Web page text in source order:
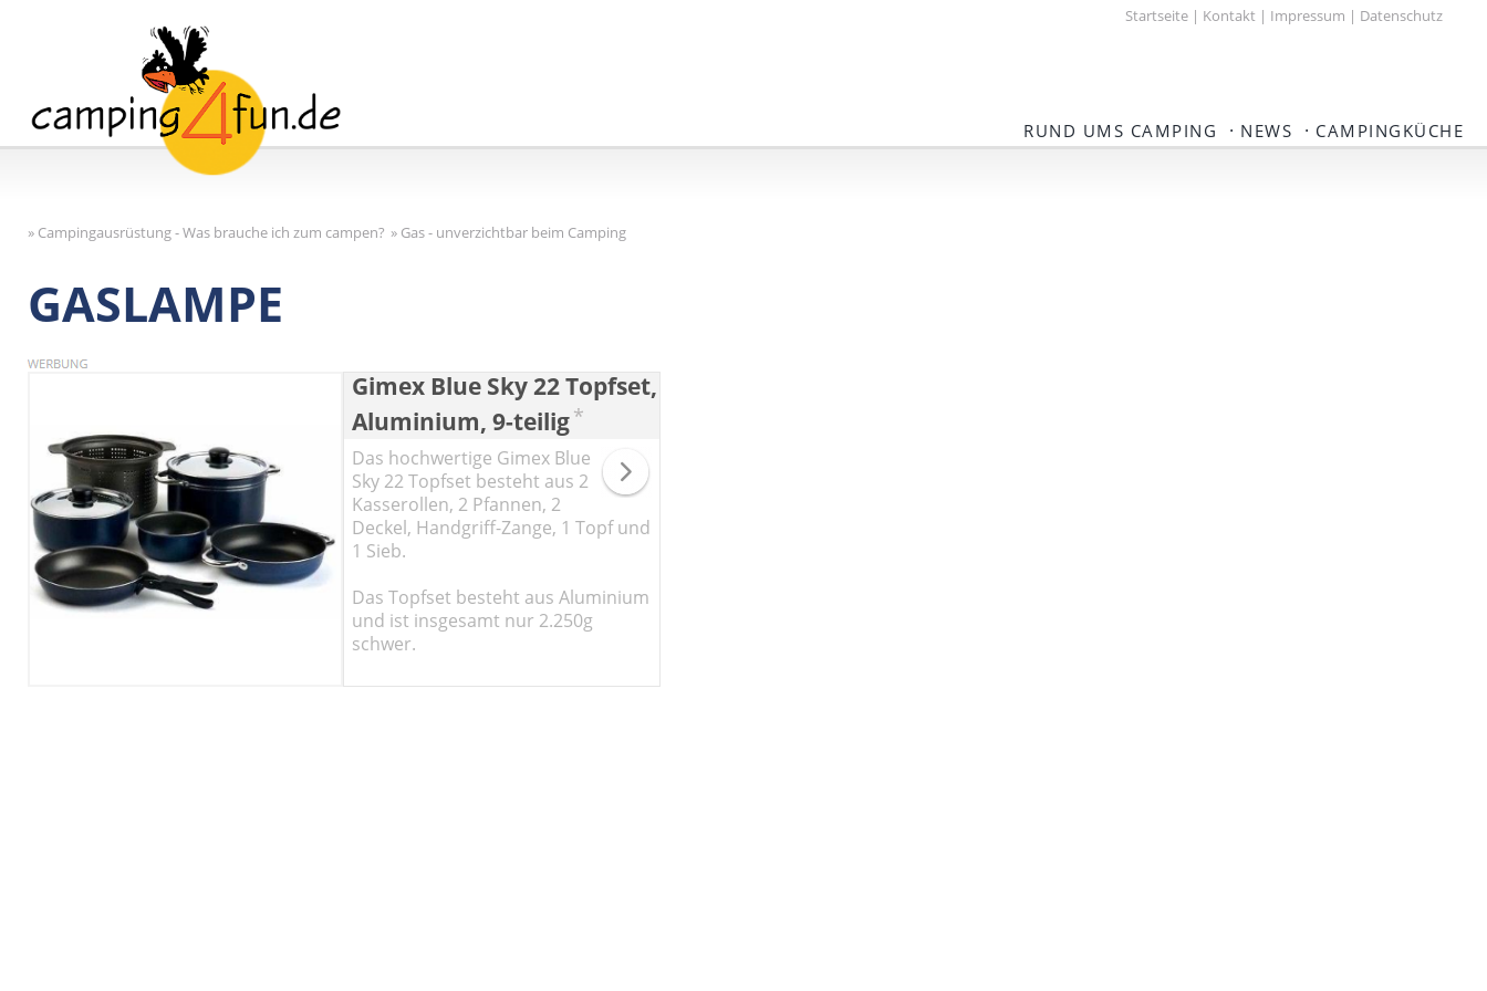
Startseite | Kontakt | Impressum | Datenschutz
CAMPINGKÜCHE
NEWS ·
RUND UMS CAMPING ·
» Campingausrüstung - Was brauche ich zum campen? » Gas - unverzichtbar beim Camping
GASLAMPE
Gimex Blue Sky 22 Topfset,
Aluminium, 9-teilig*
Das hochwertige Gimex Blue
Sky 22 Topfset besteht aus 2
Kasserollen, 2 Pfannen, 2
Deckel, Handgriff-Zange, 1 Topf und
1 Sieb.
Das Topfset besteht aus Aluminium
und ist insgesamt nur 2.250g
schwer.